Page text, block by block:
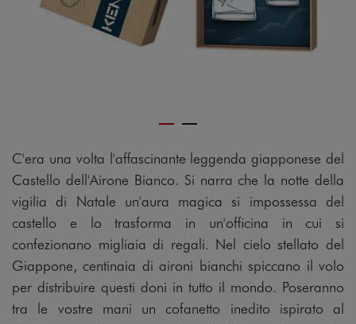
C'era una volta l'affascinante leggenda giapponese del
Castello dell'Airone Bianco. Si narra che la notte della
vigilia di Natale un'aura magica si impossessa del
castello e lo trasforma in un'officina in cui si
confezionano migliaia di regali. Nel cielo stellato del
Giappone, centinaia di aironi bianchi spiccano il volo
per distribuire questi doni in tutto il mondo. Poseranno
tra le vostre mani un cofanetto inedito ispirato al